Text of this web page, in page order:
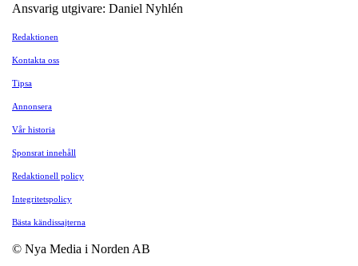
Ansvarig utgivare: Daniel Nyhlén
Redaktionen
Kontakta oss
Tipsa
Annonsera
Vår historia
Sponsrat innehåll
Redaktionell policy
Integritetspolicy
Bästa kändissajterna
© Nya Media i Norden AB